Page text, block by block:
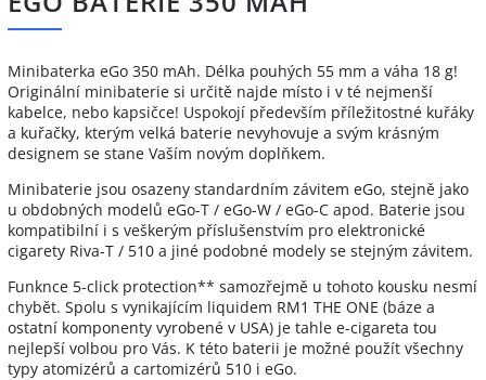
Minibaterka eGo 350 mAh. Délka pouhých 55 mm a váha 18 g!
Originální minibaterie si určitě najde místo i v té nejmenší
kabelce, nebo kapsičce! Uspokojí především příležitostné kuřáky
a kuřačky, kterým velká baterie nevyhovuje a svým krásným
designem se stane Vaším novým doplňkem.
Minibaterie jsou osazeny standardním závitem eGo, stejně jako
u obdobných modelů eGo-T / eGo-W / eGo-C apod. Baterie jsou
kompatibilní i s veškerým příslušenstvím pro elektronické
cigarety Riva-T / 510 a jiné podobné modely se stejným závitem.
Funknce 5-click protection** samozřejmě u tohoto kousku nesmí
chybět. Spolu s vynikajícím liquidem RM1 THE ONE (báze a
ostatní komponenty vyrobené v USA) je tahle e-cigareta tou
nejlepší volbou pro Vás. K této baterii je možné použít všechny
typy atomizérů a cartomizérů 510 i eGo.